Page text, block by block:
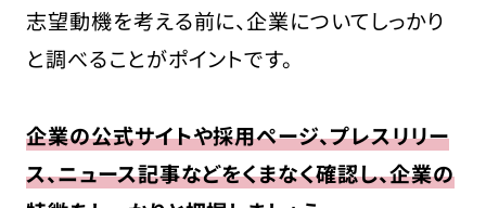
志望動機を考える前に、企業についてしっかり
と調べることがポイントです。
企業の公式サイトや採用ページ、プレスリリー
ス、ニュース記事などをくまなく確認し、企業の